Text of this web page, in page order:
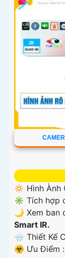
🔅 Hình Ành
✳️ Tích hợp
🌙 Xem ban
Smart IR.
🌧️ Thiết Kế
️☣️ Ưu Điểm :